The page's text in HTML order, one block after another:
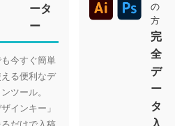
ータ
ー
今すぐ簡単
る便利なデ
ツール。
ザインキー」
の
方
完
全
デ
ー
タ